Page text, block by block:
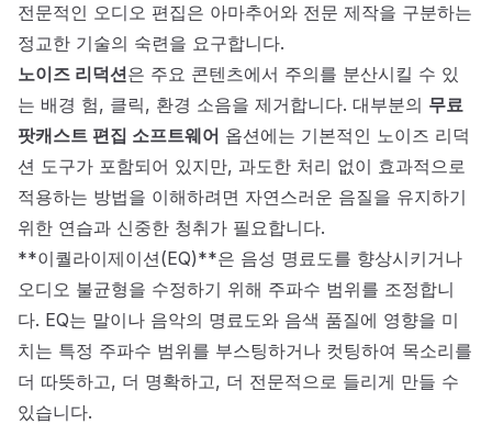
전문적인 오디오 편집은 아마추어와 전문 제작을 구분하는
정교한 기술의 숙련을 요구합니다.
노이즈 리덕션은 주요 콘텐츠에서 주의를 분산시킬 수 있
는 배경 험, 클릭, 환경 소음을 제거합니다. 대부분의 무료
팟캐스트 편집 소프트웨어 옵션에는 기본적인 노이즈 리덕
션 도구가 포함되어 있지만, 과도한 처리 없이 효과적으로
적용하는 방법을 이해하려면 자연스러운 음질을 유지하기
위한 연습과 신중한 청취가 필요합니다.
**이퀄라이제이션(EQ)**은 음성 명료도를 향상시키거나
오디오 불균형을 수정하기 위해 주파수 범위를 조정합니
다. EQ는 말이나 음악의 명료도와 음색 품질에 영향을 미
치는 특정 주파수 범위를 부스팅하거나 컷팅하여 목소리를
더 따뜻하고, 더 명확하고, 더 전문적으로 들리게 만들 수
있습니다.